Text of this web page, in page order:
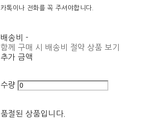
카톡이나 전화를 꼭 주셔야합니다.
배송비 -
함께 구매 시 배송비 절약 상품 보기
추가 금액
수량
품절된 상품입니다.